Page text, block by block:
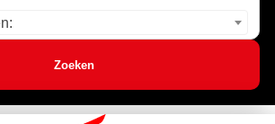
Zoeken